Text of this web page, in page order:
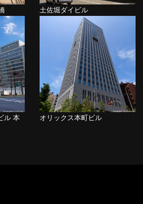
土佐堀ダイビル
ル 本
オリックス本町ビル